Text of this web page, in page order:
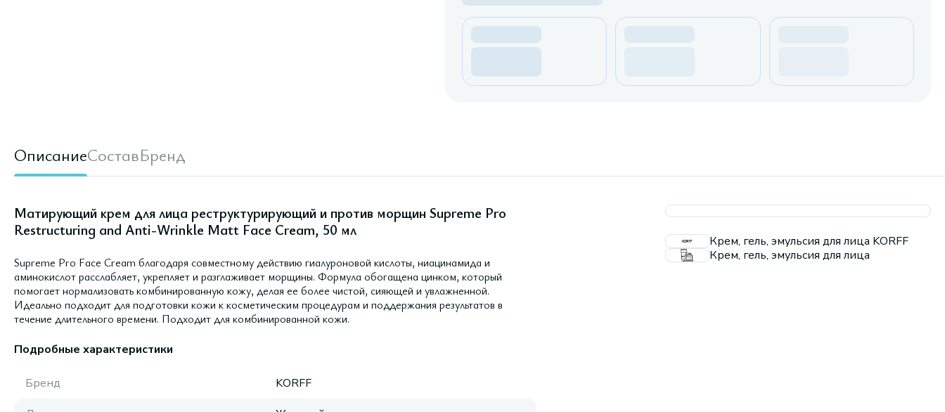
ОписаниеСоставБренд
Матирующий крем для лица реструктурирующий и против морщин Supreme Pro
Restructuring and Anti-Wrinkle Matt Face Cream, 50 мл
Supreme Pro Face Cream благодаря совместному действию гиалуроновой кислоты, ниацинамида и
аминокислот расслабляет, укрепляет и разглаживает морщины. Формула обогащена цинком, который
помогает нормализовать комбинированную кожу, делая ее более чистой, сияющей и увлажненной.
Идеально подходит для подготовки кожи к косметическим процедурам и поддержания результатов в
течение длительного времени. Подходит для комбинированной кожи.
Подробные характеристики
Бренд
KORFF
Крем, гель, эмульсия для лица KORFF
Крем, гель, эмульсия для лица